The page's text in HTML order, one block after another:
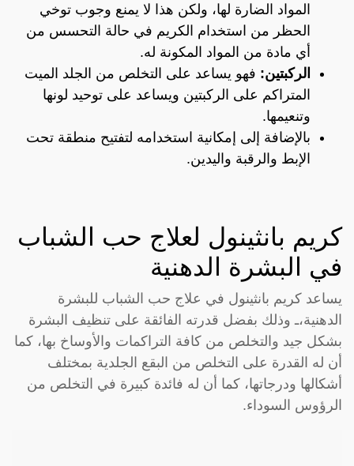
المواد الضارة لها، ولكن هذا لا يمنع وجوب توخي
الحظر من استخدام الكريم في حالة التحسس من
أي مادة من المواد المكونة له.
الركبتين: فهو يساعد على التخلص من الجلد الميت
المتراكم على الركبتين ويساعد على توحيد لونها
وتنعيمها.
بالإضافة إلى إمكانية استخدامه لتفتيح منطقة تحت
الإبط والرقبة واليدين.
كريم بانثينول لعلاج حب الشباب
في البشرة الدهنية
يساعد كريم بانثينول في علاج حب الشباب للبشرة
الدهنية،ـ وذلك بفضل قدرته الفائقة على تنظيف البشرة
بشكل جيد والتخلص من كافة التراكمات والأوساخ بها، كما
أن له القدرة على التخلص من البقع الجلدية بمختلف
أشكالها ودرجاتها، كما أن له فائدة كبيرة في التخلص من
الرؤوس السوداء.